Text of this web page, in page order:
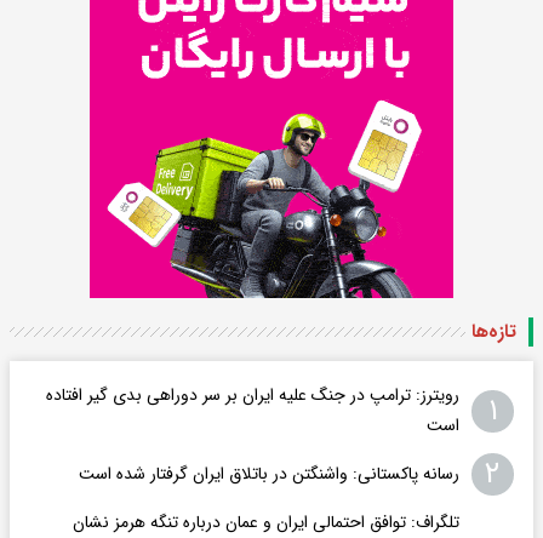
تازه‌ها
۱
رویترز: ترامپ در جنگ علیه ایران بر سر دوراهی بدی گیر افتاده
است
۲ رسانه پاکستانی: واشنگتن در باتلاق ایران گرفتار شده است
تلگراف: توافق احتمالی ایران و عمان درباره تنگه هرمز نشان